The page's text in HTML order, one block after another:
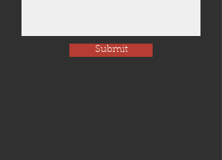
Submit